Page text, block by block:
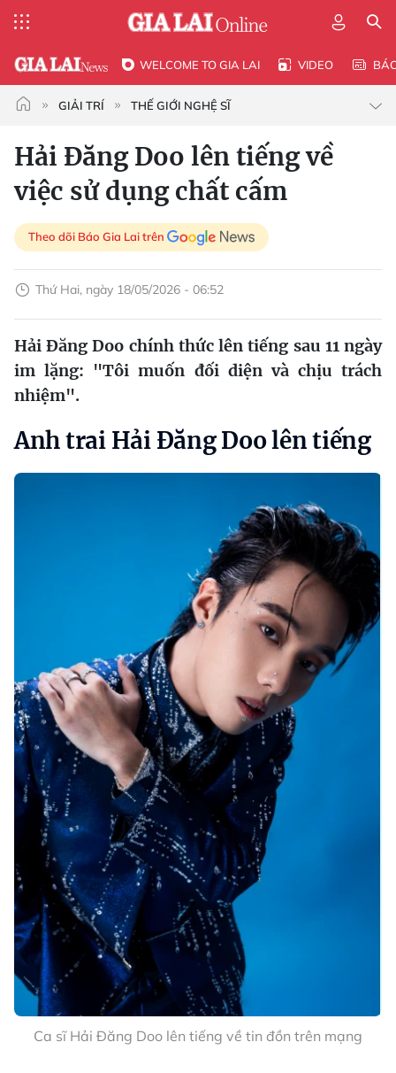
WELCOME TO GIA LAI VIDEO
GIẢI TRÍ THẾ GIỚI NGHỆ SĨ
Hải Đăng Doo lên tiếng về
việc sử dụng chất cấm
Theo dõi Báo Gia Lai trên
Thứ Hai, ngày 18/05/2026 - 06:52
Hải Đăng Doo chính thức lên tiếng sau 11 ngày
im lặng: "Tôi muốn đối diện và chịu trách
nhiệm".
Anh trai Hải Đăng Doo lên tiếng
Ca sĩ Hải Đăng Doo lên tiếng về tin đồn trên mạng